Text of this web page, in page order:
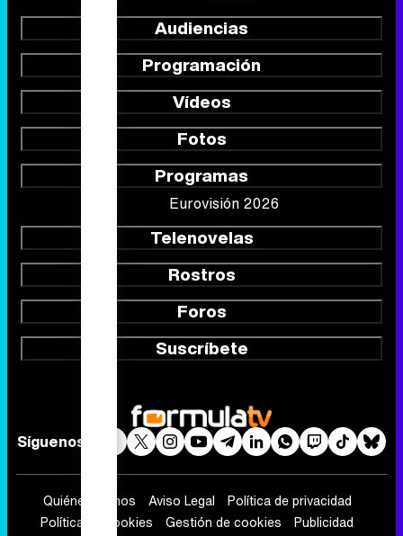
Audiencias
Programación
Vídeos
Fotos
Programas
Eurovisión 2026
Telenovelas
Rostros
Foros
Suscríbete
Síguenos
Quiénes somos Aviso Legal
Política de privacidad
Política de cookies
Gestión de cookies
Publicidad